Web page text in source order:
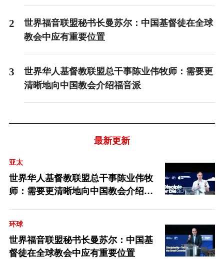
2
世界福音联盟秘书长曼苏尔：中国基督徒在全球
教会中应有重要位置
3
世界华人基督教联盟总干事陈业伟牧师：需要更
清晰地向中国教会介绍福音派
最新更新
亚太
世界华人基督教联盟总干事陈业伟牧
师：需要更清晰地向中国教会介绍福
环球
世界福音联盟秘书长曼苏尔：中国基
督徒在全球教会中应有重要位置